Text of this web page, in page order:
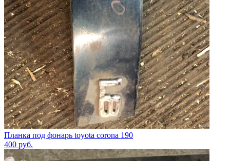
Планка под фонарь toyota corona 190
400 руб.